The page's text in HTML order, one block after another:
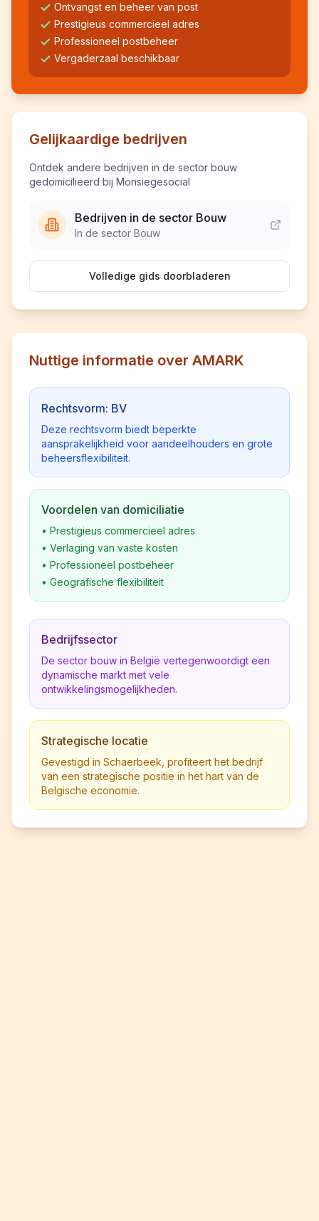
Ontvangst en beheer van post
Prestigieus commercieel adres
Professioneel postbeheer
Vergaderzaal beschikbaar
Gelijkaardige bedrijven
Ontdek andere bedrijven in de sector bouw
gedomicilieerd bij Monsiegesocial
Bedrijven in de sector Bouw
In de sector Bouw
Volledige gids doorbladeren
Nuttige informatie over AMARK
Rechtsvorm: BV
Deze rechtsvorm biedt beperkte
aansprakelijkheid voor aandeelhouders en grote
beheersflexibiliteit.
Voordelen van domiciliatie
• Prestigieus commercieel adres
• Verlaging van vaste kosten
• Professioneel postbeheer
• Geografische flexibiliteit
Bedrijfssector
De sector bouw in België vertegenwoordigt een
dynamische markt met vele
ontwikkelingsmogelijkheden.
Strategische locatie
Gevestigd in Schaerbeek, profiteert het bedrijf
van een strategische positie in het hart van de
Belgische economie.